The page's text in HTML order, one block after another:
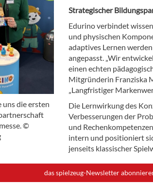
uns die ersten
©
Strategischer
Edurino verbindet
und physischen
adaptives Lernen
angepasst. „Wir
einen echten
Mitgründerin Franziska
„Langfristiger
Die Lernwirkung des
Verbesserungen der
und
intern und positioniert
jenseits klassischer
das spielzeug-Newsletter